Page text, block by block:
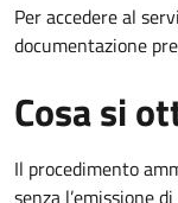
Per accedere al
documentazione
Cosa si
Il procedimento
senza l’emissione